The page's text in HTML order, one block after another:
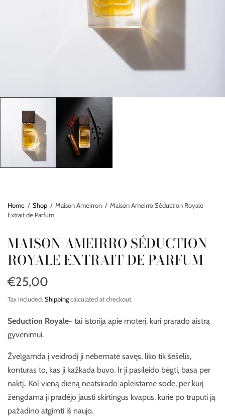
Home / Shop / Maison Ameirron / Maison Ameirro Séduction Royale
Extrait de Parfum
MAISON AMEIRRO SÉDUCTION
ROYALE EXTRAIT DE PARFUM
€25,00
Tax included. Shippingcalculated at checkout.
Seduction Royale- tai istorija apie moterį, kuri prarado aistrą
gyvenimui.
Žvelgamda į veidrodį ji nebematė savęs, liko tik šešėlis,
konturas to, kas ji kažkada buvo. Ir ji pasileido bėgti, basa per
naktį.. Kol vieną dieną neatsirado apleistame sode, per kurį
žengdama ji pradėjo jausti skirtingus kvapus, kurie po truputi ją
pažadino atgimti iš naujo.